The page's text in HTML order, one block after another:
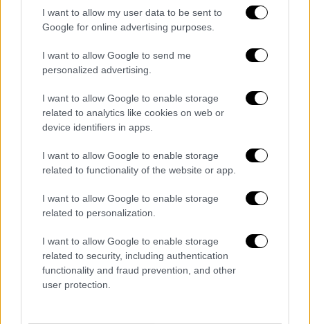
I want to allow my user data to be sent to
Google for online advertising purposes.
I want to allow Google to send me
personalized advertising.
I want to allow Google to enable storage
related to analytics like cookies on web or
device identifiers in apps.
I want to allow Google to enable storage
related to functionality of the website or app.
I want to allow Google to enable storage
related to personalization.
I want to allow Google to enable storage
related to security, including authentication
functionality and fraud prevention, and other
user protection.
οδηγός του ΙΧ μεταφέρθηκε στο νοσοκομείο
τραυματισμένος.
Νεκρός 34χρονος στην Πάτρα
Θανατηφόρο τροχαίο σημειώθηκε στις 7.10
το πρωί και σε δρόμο, πάνω από το Ολύμπιο
Θεραπευτήριο, όταν μηχανή μεγάλου
επιχείρησε να προσπεράσει φορτηγό και
στο πίσω μέρος, σύμφωνα με το
tempo24.news.
Ο 34χρονοςχτύπησε με το κεφάλι πάνω στο
φορτηγό, με αποτέλεσμα να βρειακαριαίο
θάνατο, ενώ η μηχανή εκσφενδονίστηκε σε